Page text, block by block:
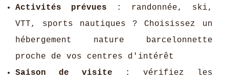
Activités prévues : randonnée, ski,
VTT, sports nautiques ? Choisissez un
hébergement nature barcelonnette
proche de vos centres d'intérêt
Saison de visite : vérifiez les